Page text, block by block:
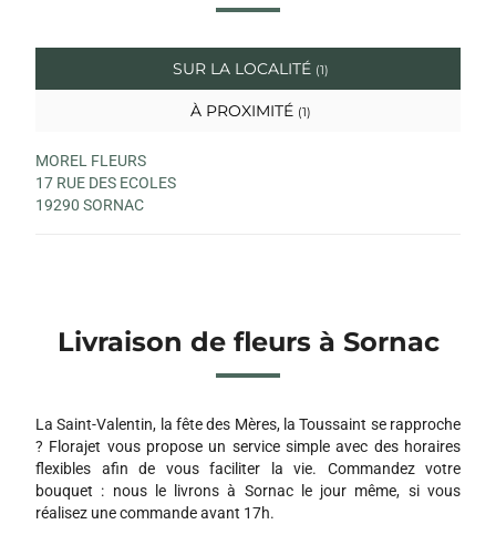
SUR LA LOCALITÉ (1)
À PROXIMITÉ (1)
MOREL FLEURS
17 RUE DES ECOLES
19290 SORNAC
Livraison de fleurs à Sornac
La Saint-Valentin, la fête des Mères, la Toussaint se rapproche
? Florajet vous propose un service simple avec des horaires
flexibles afin de vous faciliter la vie. Commandez votre
bouquet : nous le livrons à Sornac le jour même, si vous
réalisez une commande avant 17h.